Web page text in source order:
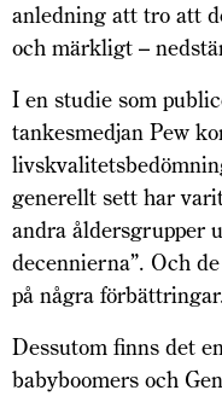
anledning att tro att
och märkligt –
I en studie som
tankesmedjan Pew
generellt sett har
andra åldersgrupper
decennierna”. Och
på några
Dessutom finns det
babyboomers och